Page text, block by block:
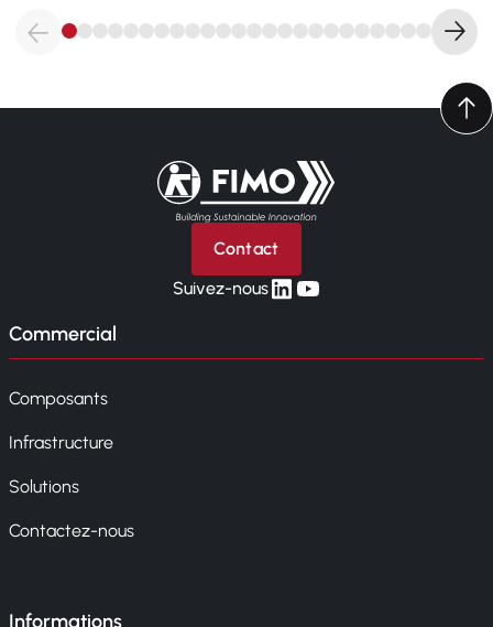
Retour à l'accueil
Contact
Suivez-nouslinkedin
yt
Commercial
Composants
Infrastructure
Solutions
Contactez-nous
Informations